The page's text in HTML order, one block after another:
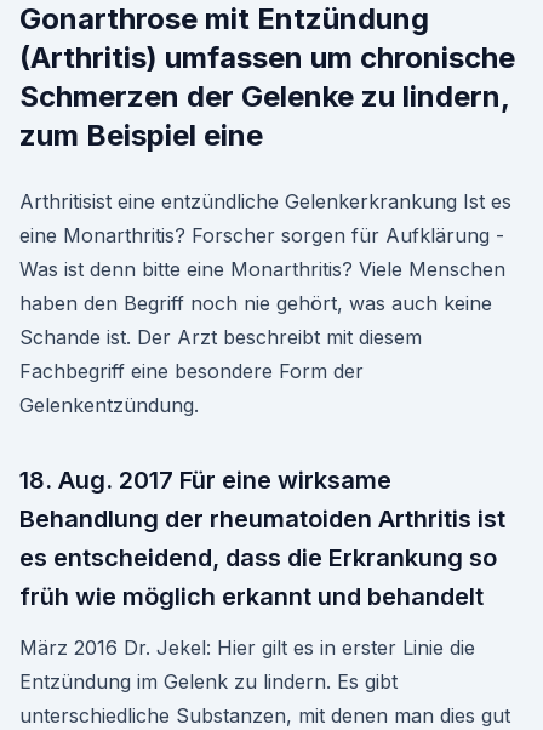
Gonarthrose mit Entzündung
(Arthritis) umfassen um chronische
Schmerzen der Gelenke zu lindern,
zum Beispiel eine
Arthritisist eine entzündliche Gelenkerkrankung Ist es
eine Monarthritis? Forscher sorgen für Aufklärung -
Was ist denn bitte eine Monarthritis? Viele Menschen
haben den Begriff noch nie gehört, was auch keine
Schande ist. Der Arzt beschreibt mit diesem
Fachbegriff eine besondere Form der
Gelenkentzündung.
18. Aug. 2017 Für eine wirksame
Behandlung der rheumatoiden Arthritis ist
es entscheidend, dass die Erkrankung so
früh wie möglich erkannt und behandelt
März 2016 Dr. Jekel: Hier gilt es in erster Linie die
Entzündung im Gelenk zu lindern. Es gibt
unterschiedliche Substanzen, mit denen man dies gut